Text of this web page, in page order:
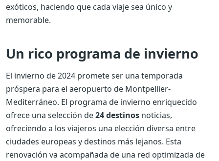
exóticos, haciendo que cada viaje sea único y
memorable.
Un rico programa de invierno
El invierno de 2024 promete ser una temporada
próspera para el aeropuerto de Montpellier-
Mediterráneo. El programa de invierno enriquecido
ofrece una selección de24 destinos noticias,
ofreciendo a los viajeros una elección diversa entre
ciudades europeas y destinos más lejanos. Esta
renovación va acompañada de una red optimizada de